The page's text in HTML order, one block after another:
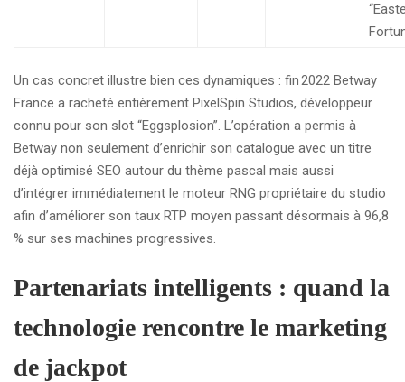
Un cas concret illustre bien ces dynamiques : fin 2022 Betway
France a racheté entièrement PixelSpin Studios, développeur
connu pour son slot “Eggsplosion”. L’opération a permis à
Betway non seulement d’enrichir son catalogue avec un titre
déjà optimisé SEO autour du thème pascal mais aussi
d’intégrer immédiatement le moteur RNG propriétaire du studio
afin d’améliorer son taux RTP moyen passant désormais à 96,8
% sur ses machines progressives.
Partenariats intelligents : quand la
technologie rencontre le marketing
de jackpot